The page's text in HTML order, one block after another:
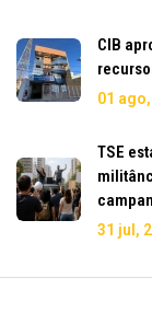
CIB
01
TSE
31 jul,